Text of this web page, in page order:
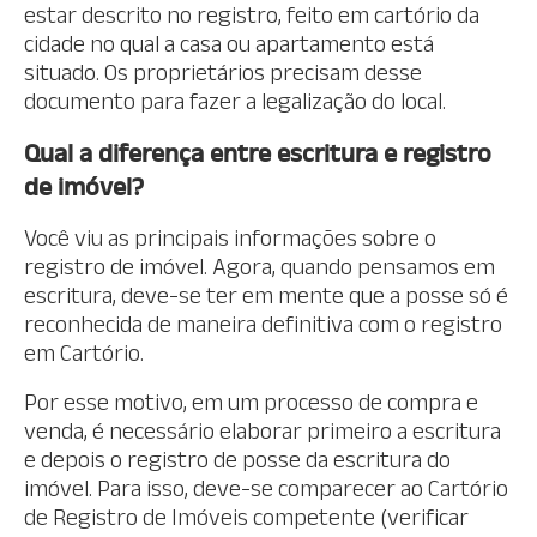
estar descrito no registro, feito em cartório da
cidade no qual a casa ou apartamento está
situado. Os proprietários precisam desse
documento para fazer a legalização do local.
Qual a diferença entre escritura e registro
de imóvel?
Você viu as principais informações sobre o
registro de imóvel. Agora, quando pensamos em
escritura, deve-se ter em mente que a posse só é
reconhecida de maneira definitiva com o registro
em Cartório.
Por esse motivo, em um processo de compra e
venda, é necessário elaborar primeiro a escritura
e depois o registro de posse da escritura do
imóvel. Para isso, deve-se comparecer ao Cartório
de Registro de Imóveis competente (verificar